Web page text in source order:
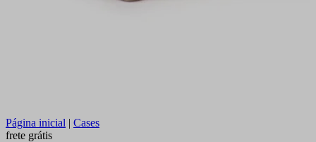
Página inicial | Cases
frete grátis